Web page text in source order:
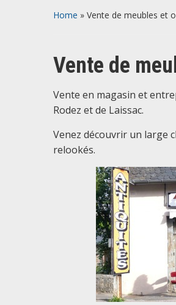
Home » Vente de meubles et
Vente de
Vente en magasin et
Rodez et de Laissac.
Venez découvrir un large
relookés.